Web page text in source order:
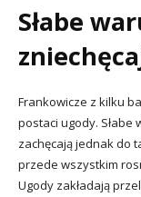
Słabe
Frankowicze z kilku
postaci ugody.
zachęcają jednak do
przede wszystkim
Ugody zakładają